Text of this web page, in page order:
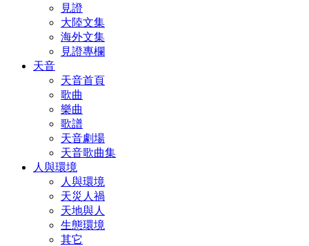
見證
大陸文集
海外文集
見證專欄
天音
天音首頁
歌曲
樂曲
歌譜
天音劇場
天音歌曲集
人與環境
人與環境
天災人禍
天地與人
生態環境
其它